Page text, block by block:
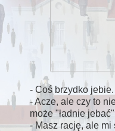
- Coś brzydko jebie.
- Acze, ale czy to
może "ładnie
- Masz rację, ale